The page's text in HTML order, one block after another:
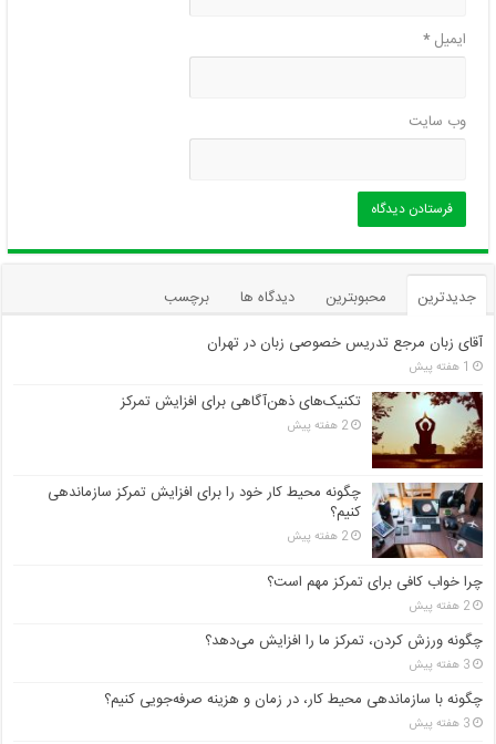
ایمیل*
وب‌ سایت
جدیدترین محبوبترین دیدگاه ها
برچسب
آقای زبان مرجع تدریس خصوصی زبان در تهران
1 هفته پیش
تکنیک‌های ذهن‌آگاهی برای افزایش تمرکز
2 هفته پیش
چگونه محیط کار خود را برای افزایش تمرکز سازماندهی
کنیم؟
2 هفته پیش
چرا خواب کافی برای تمرکز مهم است؟
2 هفته پیش
چگونه ورزش کردن، تمرکز ما را افزایش می‌دهد؟
3 هفته پیش
چگونه با سازماندهی محیط کار، در زمان و هزینه صرفه‌جویی کنیم؟
3 هفته پیش